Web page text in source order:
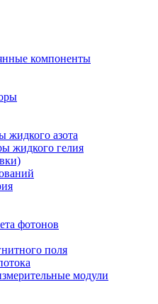
компоненты
жидкого азота
жидкого гелия
фотонов
поля
модули